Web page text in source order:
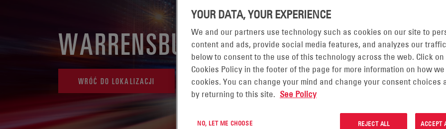
WARRENSBURG, MO
WRÓĆ DO LOKALIZACJI
YOUR DATA, YOUR EXPERIENCE
We and our partners use technology such as cookies on our site to
content and ads, provide social media features, and analyzes our
below to consent to the use of this technology across the web. Click on
Cookies Policy in the footer of the page for more information on how
cookies. You can change your mind and change your consent choices
by returning to this site. See Policy
NO, LET ME CHOOSE REJECT ALL ACCEPT